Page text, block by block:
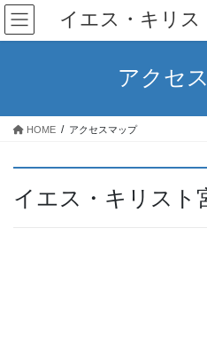
コ
ン
テ
ス
ナ
ビ
ゲ
ン
イエス・キリス
アクセ
HOME アクセスマップ
イエス・キリスト